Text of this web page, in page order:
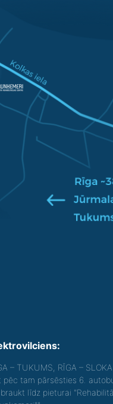
– TUKUMS, RĪGA –
pēc tam pārsēsties 6.
līdz pieturai